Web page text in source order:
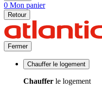
0 Mon panier
Retour
Fermer
Chauffer le logement
Chauffer le logement